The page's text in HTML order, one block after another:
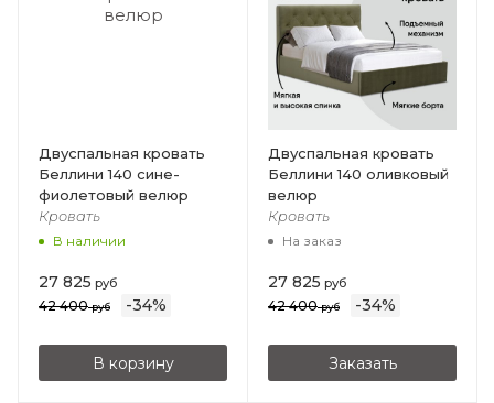
Двуспальная кровать
Беллини 140 сине-
фиолетовый велюр
Кровать
В наличии
27 825 руб
42 400руб -34%
В корзину
Двуспальная кровать
Беллини 140 оливковый
велюр
Кровать
На заказ
27 825 руб
42 400руб -34%
Заказать